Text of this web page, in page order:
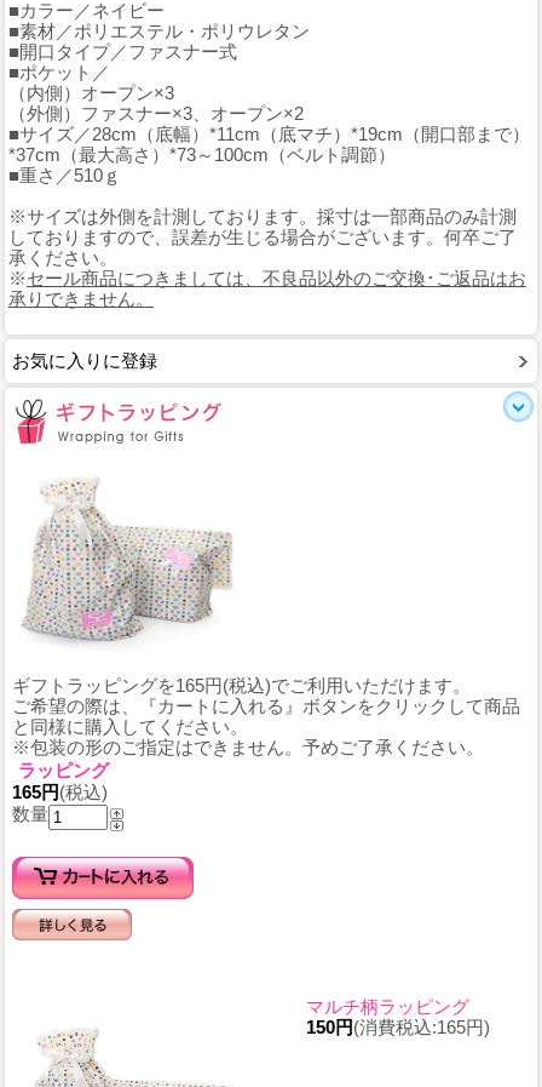
■カラー／ネイビー
■素材／ポリエステル・ポリウレタン
■開口タイプ／ファスナー式
■ポケット／
（内側）オープン×3
（外側）ファスナー×3、オープン×2
■サイズ／28cm（底幅）*11cm（底マチ）*19cm（開口部まで）
*37cm（最大高さ）*73～100cm（ベルト調節）
■重さ／510ｇ
※サイズは外側を計測しております。採寸は一部商品のみ計測
しておりますので、誤差が生じる場合がございます。何卒ご了
承ください。
※セール商品につきましては、不良品以外のご交換･ご返品はお
承りできません。
お気に入りに登録
ギフトラッピングを165円(税込)でご利用いただけます。
ご希望の際は、『カートに入れる』ボタンをクリックして商品
と同様に購入してください。
※包装の形のご指定はできません。予めご了承ください。
ラッピング
165円(税込)
数量
マルチ柄ラッピング
150円(消費税込:165円)